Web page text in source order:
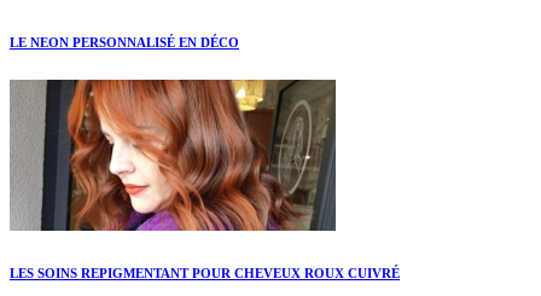
LE NEON PERSONNALISÉ EN DÉCO
LES SOINS REPIGMENTANT POUR CHEVEUX ROUX CUIVRÉ